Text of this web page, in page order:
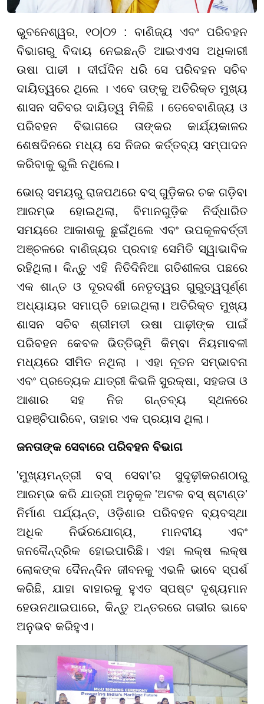
ଭୁବନେଶ୍ୱର, ୧୦|୦୨ : ବାଣିଜ୍ୟ ଏବଂ ପରିବହନ
ବିଭାଗରୁ ବିଦାୟ ନେଇଛନ୍ତି ଆଇଏଏସ ଅଧିକାରୀ
ଉଷା ପାଢୀ । ଦୀର୍ଘଦିନ ଧରି ସେ ପରିବହନ ସଚିବ
ଦାୟିତ୍ୱରେ ଥିଲେ । ଏବେ ତାଙ୍କୁ ଅତିରିକ୍ତ ମୁଖ୍ୟ
ଶାସନ ସଚିବର ଦାୟିତ୍ୱ ମିଳିଛି । ତେବେବାଣିଜ୍ୟ ଓ
ପରିବହନ ବିଭାଗରେ ତାଙ୍କର କାର୍ଯ୍ୟକାଳର
ଶେଷଦିନରେ ମଧ୍ୟ ସେ ନିଜର କର୍ତ୍ତବ୍ୟ ସମ୍ପାଦନ
କରିବାକୁ ଭୁଲି ନଥିଲେ।
ଭୋର୍ ସମୟରୁ ରାଜପଥରେ ବସ୍ ଗୁଡ଼ିକର ଚକ ଗଡ଼ିବା
ଆରମ୍ଭ ହୋଇଥିଲା, ବିମାନଗୁଡ଼ିକ ନିର୍ଦ୍ଧାରିତ
ସମୟରେ ଆକାଶକୁ ଛୁଇଁଥିଲେ ଏବଂ ଉପକୂଳବର୍ତ୍ତୀ
ଅଞ୍ଚଳରେ ବାଣିଜ୍ୟର ପ୍ରବାହ ସେମିତି ସ୍ୱାଭାବିକ
ରହିଥିଲା। କିନ୍ତୁ ଏହି ନିତିଦିନିଆ ଗତିଶୀଳତା ପଛରେ
ଏକ ଶାନ୍ତ ଓ ଦୂରଦର୍ଶୀ ନେତୃତ୍ୱର ଗୁରୁତ୍ୱପୂର୍ଣ୍ଣ
ଅଧ୍ୟାୟର ସମାପ୍ତି ହୋଇଥିଲା। ଅତିରିକ୍ତ ମୁଖ୍ୟ
ଶାସନ ସଚିବ ଶ୍ରୀମତୀ ଉଷା ପାଢ଼ୀଙ୍କ ପାଇଁ
ପରିବହନ କେବଳ ଭିତ୍ତିଭୂମି କିମ୍ବା ନିୟମାବଳୀ
ମଧ୍ୟରେ ସୀମିତ ନଥିଲା । ଏହା ନୂତନ ସମ୍ଭାବନା
ଏବଂ ପ୍ରତ୍ୟେକ ଯାତ୍ରୀ କିଭଳି ସୁରକ୍ଷା, ସହଜତା ଓ
ଆଶାର ସହ ନିଜ ଗନ୍ତବ୍ୟ ସ୍ଥଳରେ
ପହଞ୍ଚିପାରିବେ, ତାହାର ଏକ ପ୍ରୟାସ ଥିଲା।
ଜନତାଙ୍କ ସେବାରେ ପରିବହନ ବିଭାଗ
'ମୁଖ୍ୟମନ୍ତ୍ରୀ ବସ୍ ସେବା'ର ସୁଦୃଢ଼ୀକରଣଠାରୁ
ଆରମ୍ଭ କରି ଯାତ୍ରୀ ଅନୁକୂଳ 'ଅଟଳ ବସ୍ ଷ୍ଟାଣ୍ଡ'
ନିର୍ମାଣ ପର୍ଯ୍ୟନ୍ତ, ଓଡ଼ିଶାର ପରିବହନ ବ୍ୟବସ୍ଥା
ଅଧିକ ନିର୍ଭରଯୋଗ୍ୟ, ମାନବୀୟ ଏବଂ
ଜନକୈନ୍ଦ୍ରିକ ହୋଇପାରିଛି। ଏହା ଲକ୍ଷ ଲକ୍ଷ
ଲୋକଙ୍କ ଦୈନନ୍ଦିନ ଜୀବନକୁ ଏଭଳି ଭାବେ ସ୍ପର୍ଶ
କରିଛି, ଯାହା ବାହାରକୁ ହୁଏତ ସ୍ପଷ୍ଟ ଦୃଶ୍ୟମାନ
ହେଉନଥାଇପାରେ, କିନ୍ତୁ ଅନ୍ତରରେ ଗଭୀର ଭାବେ
ଅନୁଭବ କରିହୁଏ।